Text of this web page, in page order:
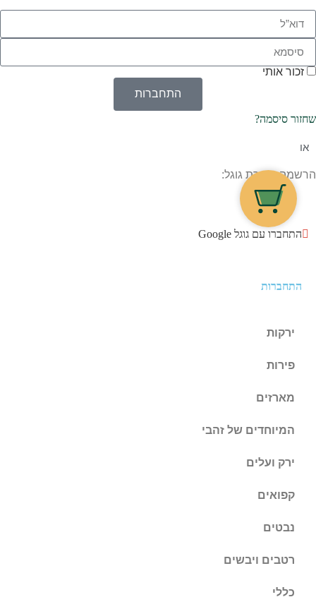
זכור אותי
התחברות
שחזור סיסמה?
או
הרשמה בעזרת גוגל:
התחברו עם גוגל Google
התחברות
ירקות
פירות
מארזים
המיוחדים של זהבי
ירק ועלים
קפואים
נבטים
רטבים ויבשים
כללי